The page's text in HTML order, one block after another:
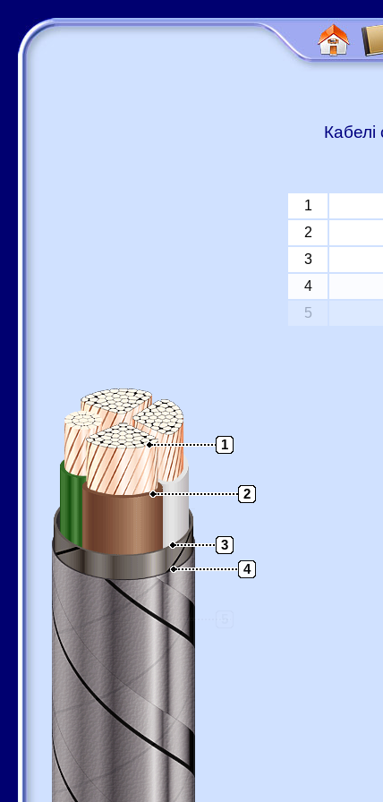
1
2
3
4
1
2
3
4
5